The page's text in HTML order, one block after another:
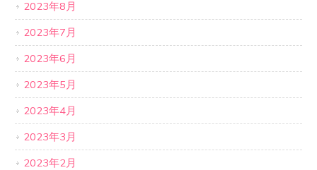
2023年8月
2023年7月
2023年6月
2023年5月
2023年4月
2023年3月
2023年2月